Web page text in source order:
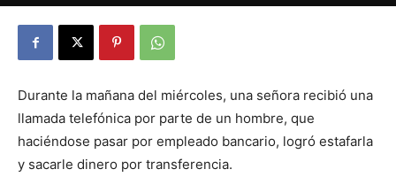
Durante la mañana del miércoles, una señora recibió una
llamada telefónica por parte de un hombre, que
haciéndose pasar por empleado bancario, logró estafarla
y sacarle dinero por transferencia.